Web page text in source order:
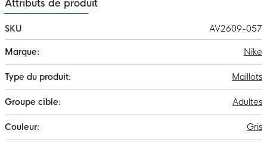
Attributs de produit
SKU
AV2609-057
d'infos
Nike
Maillots
Adultes
Gris